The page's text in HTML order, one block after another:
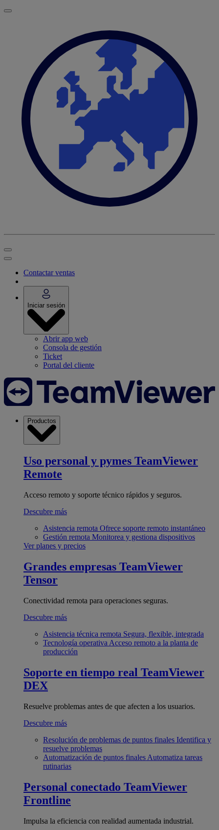
Contactar ventas
Iniciar sesión
Abrir app web
Consola de gestión
Ticket
Portal del cliente
Productos
Uso personal y pymes TeamViewer
Remote
Acceso remoto y soporte técnico rápidos y seguros.
Descubre más
Asistencia remota Ofrece soporte remoto instantáneo
Gestión remota Monitorea y gestiona dispositivos
Ver planes y precios
Grandes empresas TeamViewer
Tensor
Conectividad remota para operaciones seguras.
Descubre más
Asistencia técnica remota Segura, flexible, integrada
Tecnología operativa Acceso remoto a la planta de
producción
Soporte en tiempo real TeamViewer
DEX
Resuelve problemas antes de que afecten a los usuarios.
Descubre más
Resolución de problemas de puntos finales Identifica y
resuelve problemas
Automatización de puntos finales Automatiza tareas
rutinarias
Personal conectado TeamViewer
Frontline
Impulsa la eficiencia con realidad aumentada industrial.